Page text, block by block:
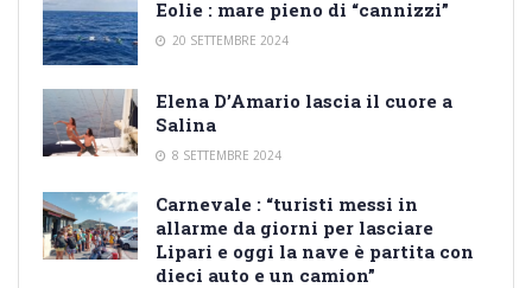
Eolie : mare pieno di “cannizzi”
20 SETTEMBRE 2024
Elena D’Amario lascia il cuore a
Salina
8 SETTEMBRE 2024
Carnevale : “turisti messi in
allarme da giorni per lasciare
Lipari e oggi la nave è partita con
dieci auto e un camion”